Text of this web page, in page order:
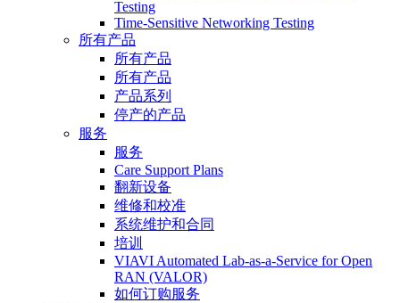
Testing
Time-Sensitive Networking Testing
所有产品
所有产品
所有产品
产品系列
停产的产品
服务
服务
Care Support Plans
翻新设备
维修和校准
系统维护和合同
培训
VIAVI Automated Lab-as-a-Service for Open
RAN (VALOR)
如何订购服务